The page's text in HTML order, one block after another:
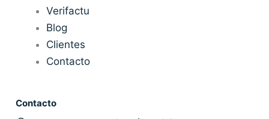
Verifactu
Blog
Clientes
Contacto
Contacto